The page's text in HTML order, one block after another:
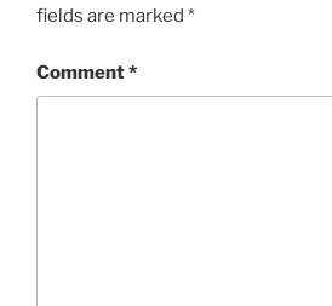
fields are marked *
Comment*